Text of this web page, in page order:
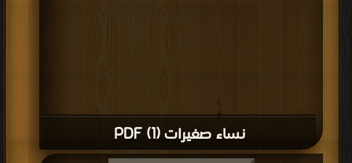
نساء صغيرات (1) PDF